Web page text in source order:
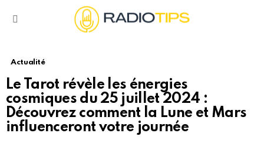
Actualité
Le Tarot révèle les énergies
cosmiques du 25 juillet 2024 :
Découvrez comment la Lune et Mars
influenceront votre journée